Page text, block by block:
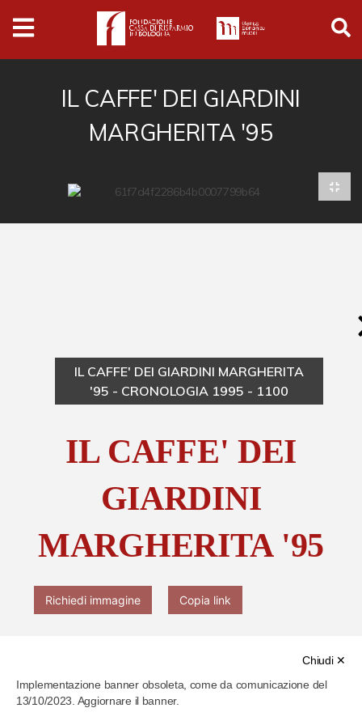
Archivio
Ferrari
Archivio Digitale
Cronaca e società
Arte e cultura
Musica cinema e spettacolo
Chi è Paolo Ferrari
IL CAFFE' DEI GIARDINI
MARGHERITA '95
IL CAFFE' DEI GIARDINI MARGHERITA
'95 - CRONOLOGIA 1995 - 1100
IL CAFFE' DEI
GIARDINI
MARGHERITA '95
Richiedi immagine Copia link
Cod. identificativo
Chiudi ✕
Implementazione banner obsoleta, come da comunicazione del
13/10/2023. Aggiornare il banner.